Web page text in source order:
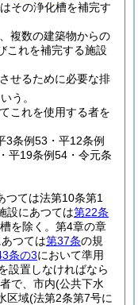
その浄化槽を補完す
複数の建築物からの
これを補完する施設
せるために必要な排
う。
これを使用する者を
3条例53・平12条例
平19条例54・令元条
つては法第10条第1
設にあつては第22条
を除く。第4章の章
あつては第37条の規
条の3において準用
設置しなければなら
で、市内(公共下水
区域(法第2条第7号に